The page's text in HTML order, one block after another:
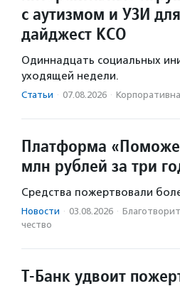
с аутизмом и УЗИ
дайджест КСО
Одиннадцать социальных
уходящей недели.
Статьи · 07.08.2026 ·
Платформа
млн рублей за три
Средства пожертвовали
Новости · 03.08.2026 ·
чест­во
Т-Банк удвоит